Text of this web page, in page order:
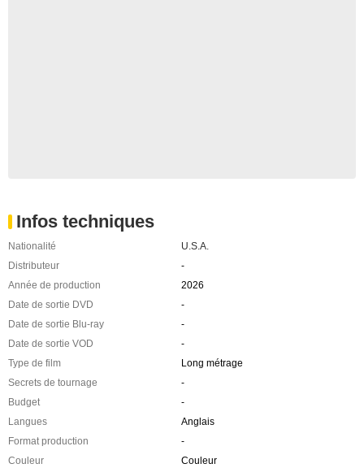
Infos techniques
Nationalité
U.S.A.
Distributeur
-
Année de production
2026
Date de sortie DVD
-
Date de sortie Blu-ray
-
Date de sortie VOD
-
Type de film
Long métrage
Secrets de tournage
-
Budget
-
Langues
Anglais
Format production
-
Couleur
Couleur